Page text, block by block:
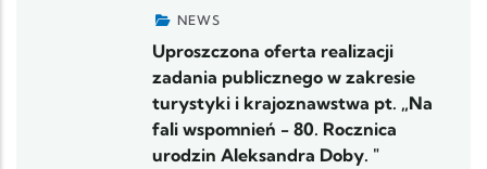
NEWS
Uproszczona oferta realizacji
zadania publicznego w zakresie
turystyki i krajoznawstwa pt. „Na
fali wspomnień - 80. Rocznica
urodzin Aleksandra Doby. "